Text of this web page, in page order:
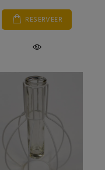
RESERVEER